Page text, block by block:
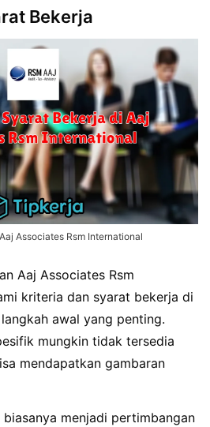
Bekerja
Associates Rsm International
Aaj Associates Rsm
kriteria dan syarat bekerja di
awal yang penting.
mungkin tidak tersedia
mendapatkan gambaran
biasanya menjadi pertimbangan